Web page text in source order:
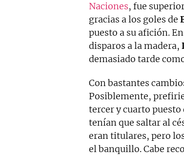
Naciones, fue
gracias a los goles de
puesto a su afición.
disparos a la madera,
demasiado tarde
Con bastantes
Posiblemente,
tercer y cuarto puesto
tenían que saltar al
eran titulares, pero
el banquillo. Cabe